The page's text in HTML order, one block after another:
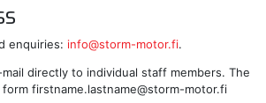
enquiries: info@storm-motor.fi.
directly to individual staff members. The
form firstname.lastname@storm-motor.fi